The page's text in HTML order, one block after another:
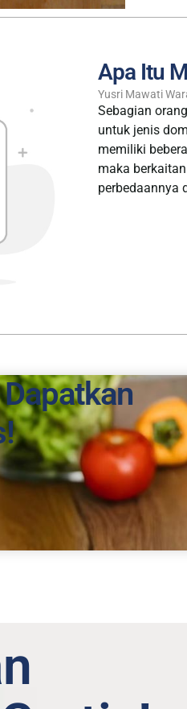
Apa Itu
Yusri Mawati
Sebagian
untuk jenis
memiliki
maka
perbedaannya